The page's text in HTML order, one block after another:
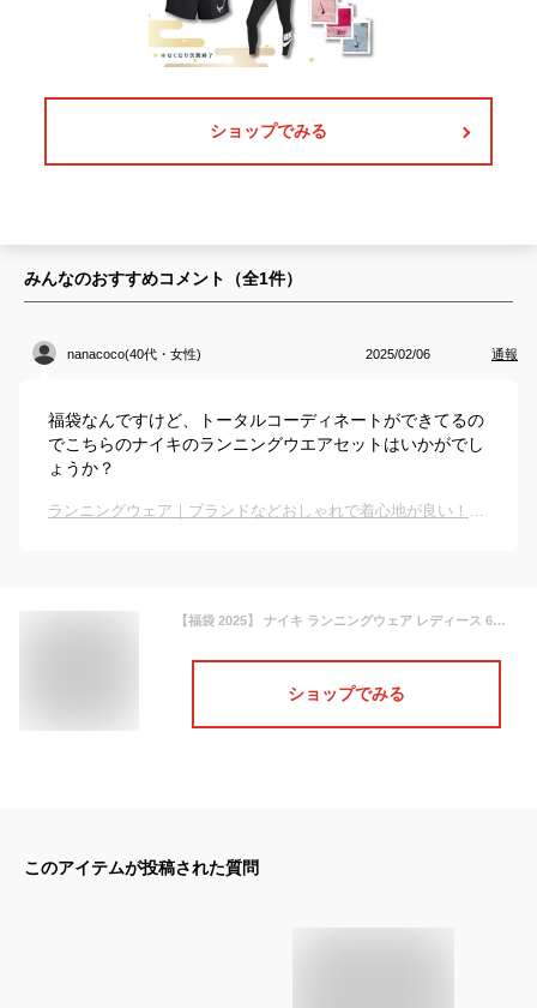
ショップでみる
みんなのおすすめコメント（全1件）
nanacoco(40代・女性) 2025/02/06 通報
福袋なんですけど、トータルコーディネートができてるの
でこちらのナイキのランニングウエアセットはいかがでし
ょうか？
ランニングウェア｜ブランドなどおしゃれで着心地が良い！気分よく走れる人気ウェアのおすすめは？
【福袋 2025】 ナイキ ランニングウェア レディース 6点 セット Tシャツ パンツ タイツ ソックス キャップ タオル 女性 初心者 コーディネート セット ヨガ ピラティス 上下 おしゃれ ジョギング インナー スパッツ スポーツ マラソン トレーニング 【送料無料】
ショップでみる
このアイテムが投稿された質問